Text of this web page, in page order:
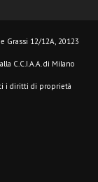
Grassi 12/12A, 20123
C.C.I.A.A. di Milano
i diritti di proprietà